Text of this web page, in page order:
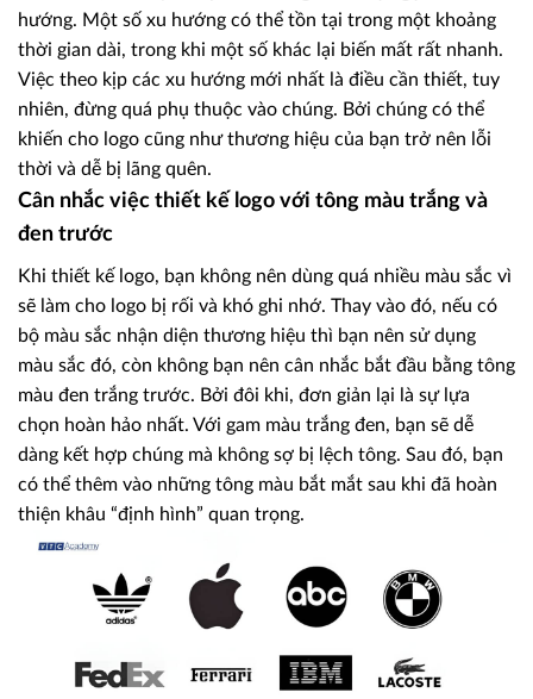
hướng. Một số xu hướng có thể tồn tại trong một khoảng
thời gian dài, trong khi một số khác lại biến mất rất nhanh.
Việc theo kịp các xu hướng mới nhất là điều cần thiết, tuy
nhiên, đừng quá phụ thuộc vào chúng. Bởi chúng có thể
khiến cho logo cũng như thương hiệu của bạn trở nên lỗi
thời và dễ bị lãng quên.
Cân nhắc việc thiết kế logo với tông màu trắng và
đen trước
Khi thiết kế logo, bạn không nên dùng quá nhiều màu sắc vì
sẽ làm cho logo bị rối và khó ghi nhớ. Thay vào đó, nếu có
bộ màu sắc nhận diện thương hiệu thì bạn nên sử dụng
màu sắc đó, còn không bạn nên cân nhắc bắt đầu bằng tông
màu đen trắng trước. Bởi đôi khi, đơn giản lại là sự lựa
chọn hoàn hảo nhất. Với gam màu trắng đen, bạn sẽ dễ
dàng kết hợp chúng mà không sợ bị lệch tông. Sau đó, bạn
có thể thêm vào những tông màu bắt mắt sau khi đã hoàn
thiện khâu “định hình” quan trọng.